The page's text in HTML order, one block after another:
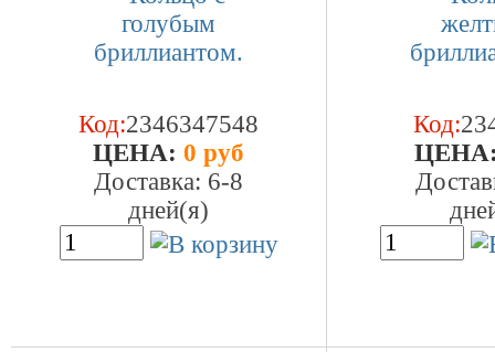
Код:2346347548
ЦEHA: 0 руб
Доставка: 6-8
дней(я)
Код: